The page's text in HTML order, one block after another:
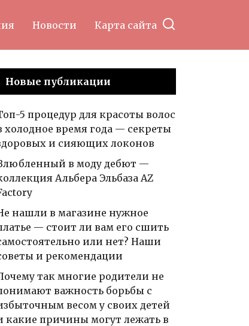
Новости Карта сайта
Новые публикации
5 процедур для красоты волос
холодное время года — секреты
и сияющих локонов
в моду дебют —
Альбера Эльбаза AZ
нашли в магазине нужное
— стоит ли вам его сшить
или нет? Наши
и рекомендации
так многие родители не
важность борьбы с
весом у своих детей
какие причины могут лежать в